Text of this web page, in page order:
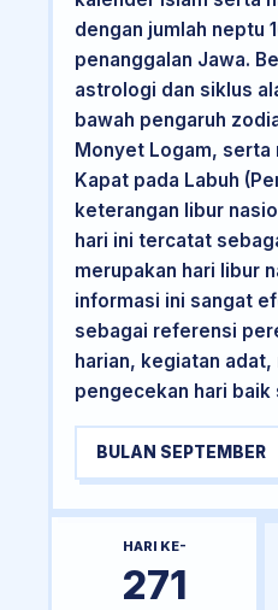
dengan jumlah neptu
penanggalan Jawa.
astrologi dan siklus
bawah pengaruh
Monyet Logam,
Kapat pada Labuh
keterangan libur
hari ini tercatat
merupakan hari libur
informasi ini sangat
sebagai referensi
harian, kegiatan adat,
pengecekan hari baik
BULAN SEPTEMBER
HARI KE-
271